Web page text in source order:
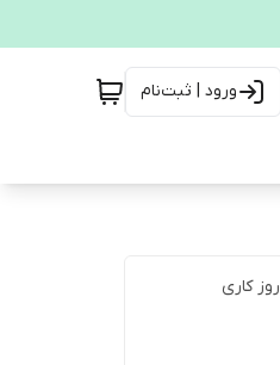
ورود | ثبت‌نام
روز کاری